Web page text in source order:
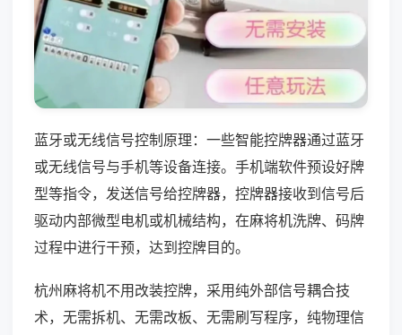
蓝牙或无线信号控制原理：一些智能控牌器通过蓝牙
或无线信号与手机等设备连接。手机端软件预设好牌
型等指令，发送信号给控牌器，控牌器接收到信号后
驱动内部微型电机或机械结构，在麻将机洗牌、码牌
过程中进行干预，达到控牌目的。
杭州麻将机不用改装控牌，采用纯外部信号耦合技
术，无需拆机、无需改板、无需刷写程序，纯物理信